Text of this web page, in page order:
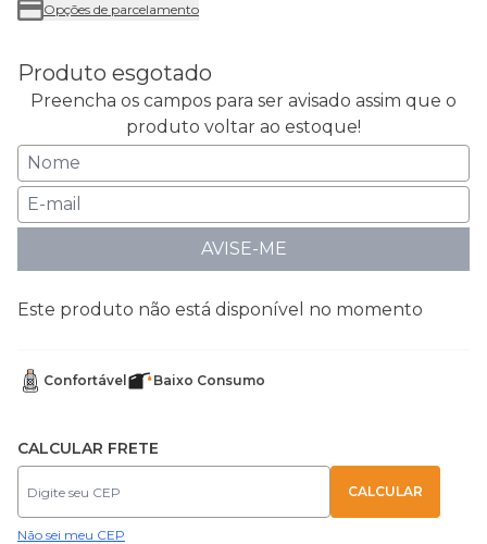
Opções de parcelamento
Produto esgotado
Preencha os campos para ser avisado assim que o
produto voltar ao estoque!
AVISE-ME
Este produto não está disponível no momento
Confortável Baixo Consumo
CALCULAR FRETE
Não sei meu CEP